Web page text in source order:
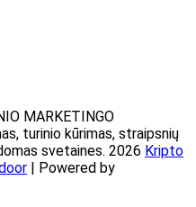
MARKETINGO
turinio kūrimas, straipsnių
svetaines. 2026 Kripto
| Powered by